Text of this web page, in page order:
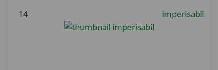
14 imperisabil